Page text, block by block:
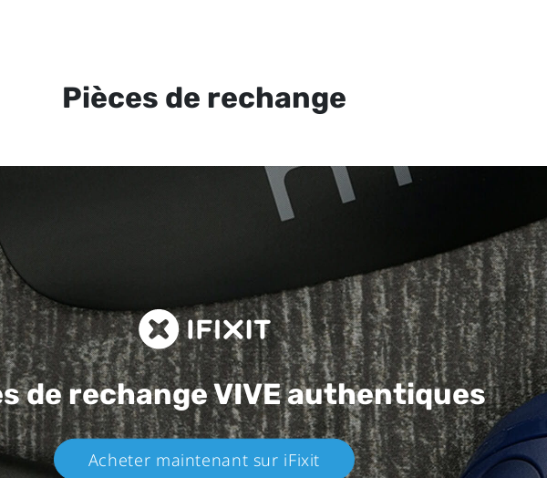
Pièces de rechange
de rechangeVIVE authentiques​
Acheter maintenant sur iFixit​